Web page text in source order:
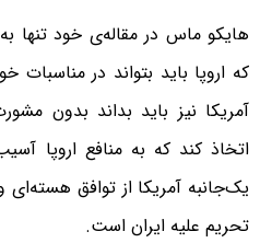
هایکو ماس در مقاله‌ی خود تنها
که اروپا باید بتواند در
آمریکا نیز باید بداند بدون
اتخاذ کند که به منافع اروپا
یک‌جانبه آمریکا از توافق
تحریم‌ علیه ایران است.